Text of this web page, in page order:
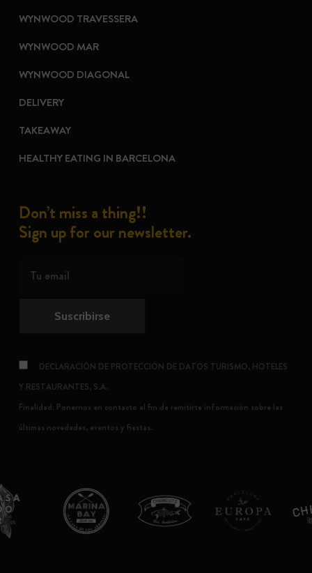
WYNWOOD TRAVESSERA
WYNWOOD MAR
WYNWOOD DIAGONAL
DELIVERY
TAKEAWAY
HEALTHY EATING IN BARCELONA
Don’t miss a thing!!
Sign up for our newsletter.
DECLARACIÓN DE PROTECCIÓN DE DATOS TURISMO, HOTELES
Y RESTAURANTES, S.A.
Finalidad: Ponernos en contacto al fin de remitirte información sobre las
últimas novedades, eventos y fiestas.